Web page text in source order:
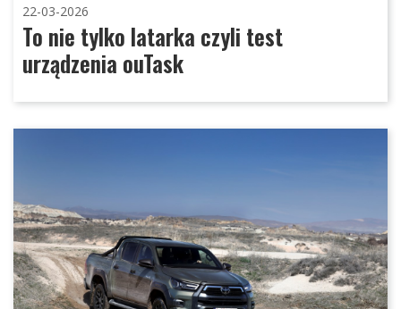
22-03-2026
To nie tylko latarka czyli test
urządzenia ouTask